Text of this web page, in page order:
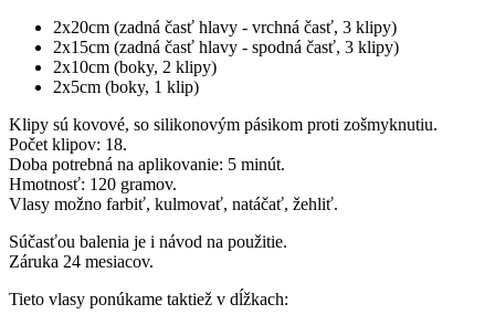
2x20cm (zadná časť hlavy - vrchná časť, 3 klipy)
2x15cm (zadná časť hlavy - spodná časť, 3 klipy)
2x10cm (boky, 2 klipy)
2x5cm (boky, 1 klip)
Klipy sú kovové, so silikonovým pásikom proti zošmyknutiu.
Počet klipov: 18.
Doba potrebná na aplikovanie: 5 minút.
Hmotnosť: 120 gramov.
Vlasy možno farbiť, kulmovať, natáčať, žehliť.
Súčasťou balenia je i návod na použitie.
Záruka 24 mesiacov.
Tieto vlasy ponúkame taktiež v dĺžkach: